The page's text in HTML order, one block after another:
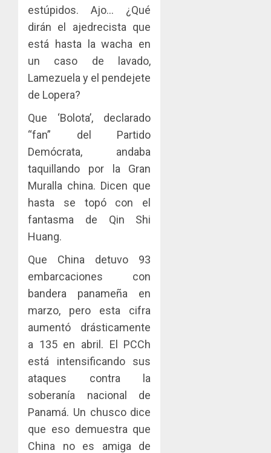
estúpidos. Ajo… ¿Qué
dirán el ajedrecista que
está hasta la wacha en
un caso de lavado,
Lamezuela y el pendejete
de Lopera?
Que ‘Bolota’, declarado
“fan” del Partido
Demócrata, andaba
taquillando por la Gran
Muralla china. Dicen que
hasta se topó con el
fantasma de Qin Shi
Huang.
Que China detuvo 93
embarcaciones con
bandera panameña en
marzo, pero esta cifra
aumentó drásticamente
a 135 en abril. El PCCh
está intensificando sus
ataques contra la
soberanía nacional de
Panamá. Un chusco dice
que eso demuestra que
China no es amiga de